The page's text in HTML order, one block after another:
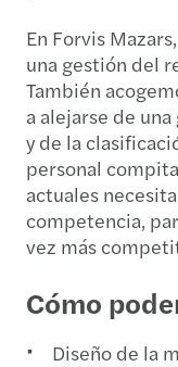
En Forvis
una gestión del
También
a alejarse de
y de la
personal
actuales
competencia,
vez más
Cómo
Diseño de la